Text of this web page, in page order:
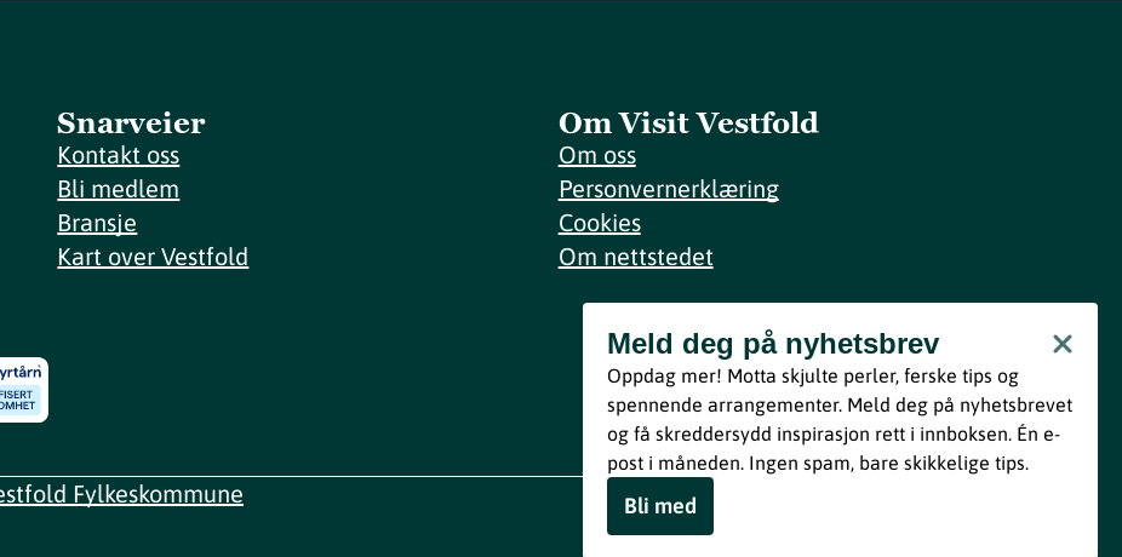
Snarveier
Kontakt oss
Bli medlem
Bransje
Kart over Vestfold
Om Visit Vestfold
Om oss
Personvernerklæring
Cookies
Om nettstedet
Meld deg på nyhetsbrev
Bli med
Ved å melde deg inn godtar du våre vilkår i henhold til vår
personvernerklæring.
Meld deg på nyhetsbrev
Oppdag mer! Motta skjulte perler, ferske tips og
spennende arrangementer. Meld deg på nyhetsbrevet
og få skreddersydd inspirasjon rett i innboksen. Én e-
post i måneden. Ingen spam, bare skikkelige tips.
Bli med
Fylkeskommune